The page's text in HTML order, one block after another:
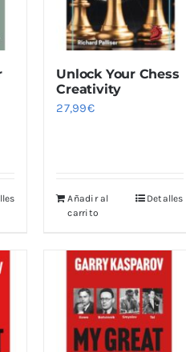
Unlock Your Chess
Creativity
27,99€
Añadir al
carrito
Detalles